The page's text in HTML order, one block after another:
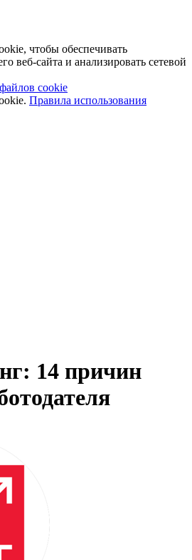
чтобы обеспечивать
веб-сайта и анализировать сетевой
cookie
Правила использования
14 причин